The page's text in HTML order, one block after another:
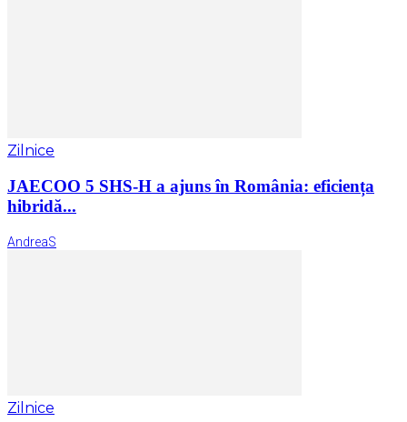
Zilnice
JAECOO 5 SHS-H a ajuns în România: eficiența
hibridă...
AndreaS
Zilnice